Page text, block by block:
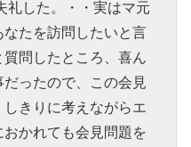
礼した。・・実はマ元
たを訪問したいと言
問したところ、喜ん
ったので、この会見
きりに考えながらエ
かれても会見問題を